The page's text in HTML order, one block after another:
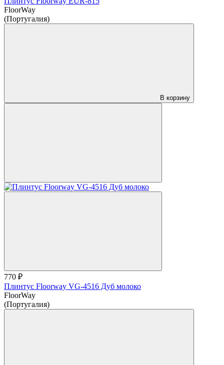
FloorWay
(Португалия)
В корзину
770 ₽
Плинтус Floorway VG-4516 Дуб молоко
FloorWay
(Португалия)